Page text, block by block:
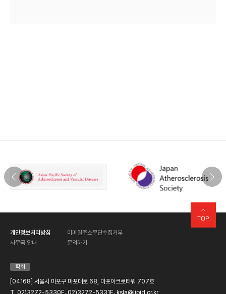
TOP
개인정보처리방침
이메일주소무단수집거부
사무국 안내
문의하기
학회
[04168] 서울시 마포구 마포대로 68, 마포아크로타워 707호
T. 02)3272-5330 F. 02)3272-5331 E. ksla@lipid.or.kr